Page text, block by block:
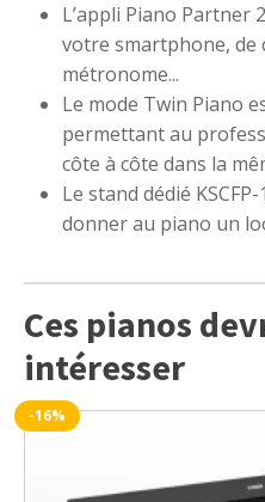
L’appli Piano Partner
votre smartphone, de
métronome...
Le mode Twin Piano
permettant au
côte à côte dans la
Le stand dédié
donner au piano un
Ces pianos
intéresser
-16%